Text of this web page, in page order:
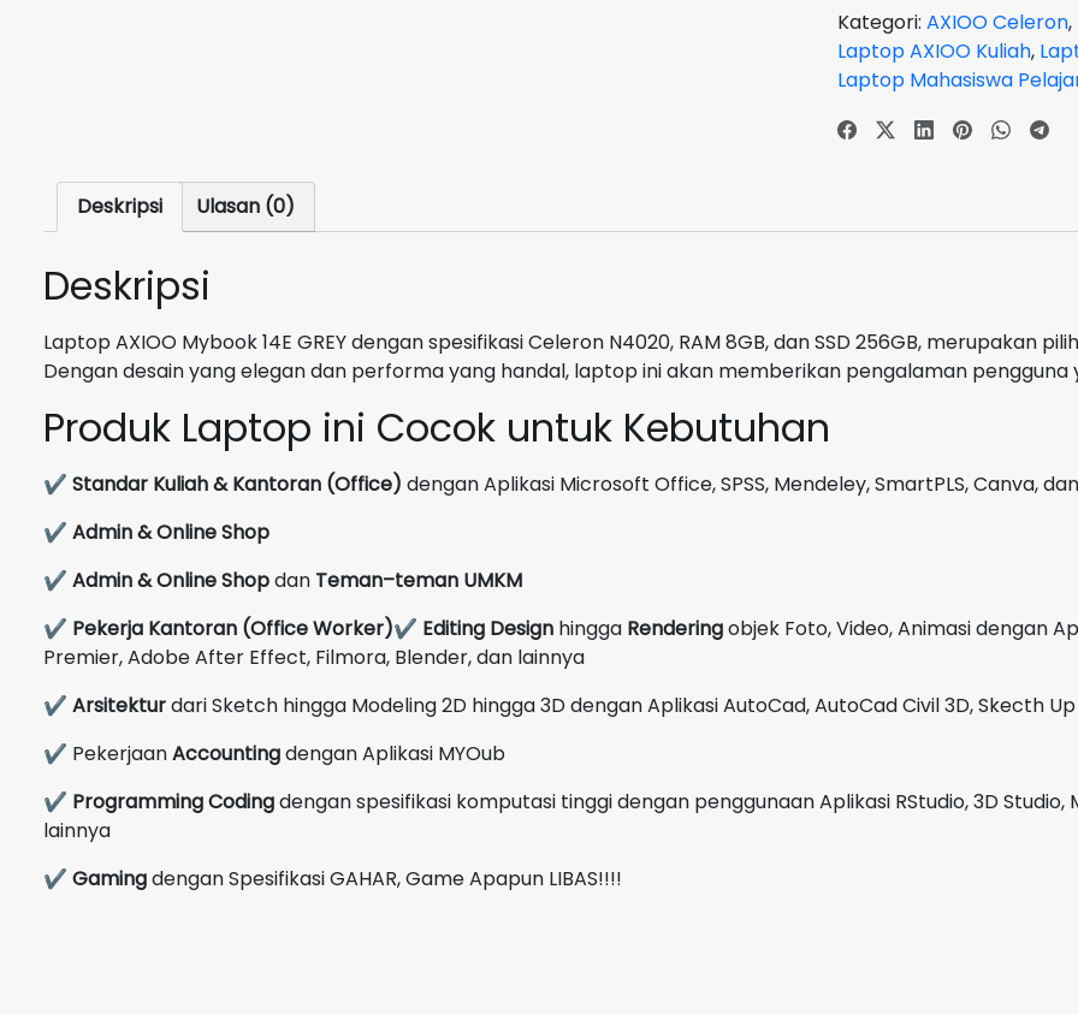
Kategori: AXIOO Celeron,
Laptop AXIOO Kuliah,
Laptop Mahasiswa
Deskripsi Ulasan (0)
Deskripsi
Laptop AXIOO Mybook 14E GREY dengan spesifikasi Celeron N4020, RAM 8GB, dan SSD 256GB, merupakan
Dengan desain yang elegan dan performa yang handal, laptop ini akan memberikan pengalaman pengguna
Produk Laptop ini Cocok untuk Kebutuhan
✔ Standar Kuliah & Kantoran (Office) dengan Aplikasi Microsoft Office, SPSS, Mendeley, SmartPLS, Canva,
✔ Admin & Online Shop
✔ Admin & Online Shopdan Teman–teman UMKM
✔ Pekerja Kantoran (Office Worker)✔ Editing Design hingga Renderingobjek Foto, Video, Animasi dengan
Premier, Adobe After Effect, Filmora, Blender, dan lainnya
✔ Arsitekturdari Sketch hingga Modeling 2D hingga 3D dengan Aplikasi AutoCad, AutoCad Civil 3D, Skecth
✔ PekerjaanAccountingdengan Aplikasi MYOub
✔ Programming Codingdengan spesifikasi komputasi tinggi dengan penggunaan Aplikasi RStudio, 3D
lainnya
✔ Gamingdengan Spesifikasi GAHAR, Game Apapun LIBAS!!!!